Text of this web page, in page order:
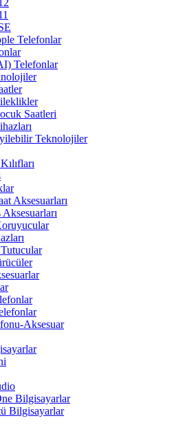
Telefonlar
Telefonlar
Saatleri
Teknolojiler
Aksesuarları
Aksesuar
Bilgisayarlar
Bilgisayarlar